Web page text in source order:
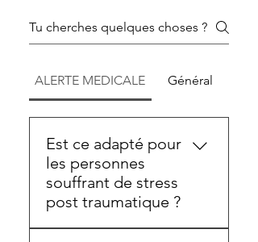
ALERTE MEDICALE Général
Est ce adapté pour
les personnes
souffrant de stress
post traumatique ?